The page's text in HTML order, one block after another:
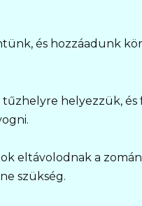
és hozzáadunk
helyezzük,
eltávolodnak a
szükség.